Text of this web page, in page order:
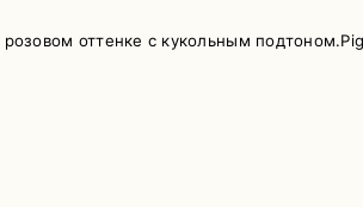
оттенке с кукольным